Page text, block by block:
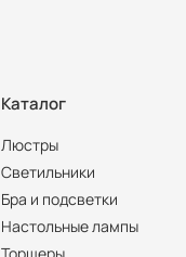
Каталог
Люстры
Светильники
Бра и подсветки
Настольные лампы